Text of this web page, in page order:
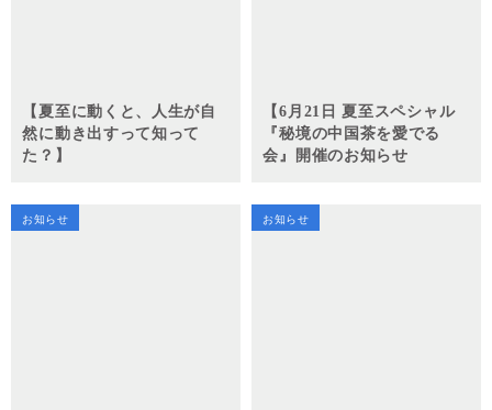
【夏至に動くと、人生が自
然に動き出すって知って
た？】
【6月21日 夏至スペシャル
『秘境の中国茶を愛でる
会』開催のお知らせ
お知らせ お知らせ